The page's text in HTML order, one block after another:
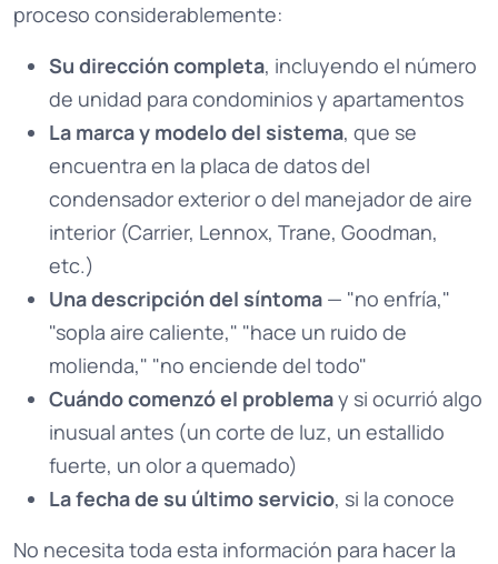
proceso considerablemente:
Su dirección completa, incluyendo el número
de unidad para condominios y apartamentos
La marca y modelo del sistema, que se
encuentra en la placa de datos del
condensador exterior o del manejador de aire
interior (Carrier, Lennox, Trane, Goodman,
etc.)
Una descripción del síntoma — "no enfría,"
"sopla aire caliente," "hace un ruido de
molienda," "no enciende del todo"
Cuándo comenzó el problemay si ocurrió algo
inusual antes (un corte de luz, un estallido
fuerte, un olor a quemado)
La fecha de su último servicio, si la conoce
No necesita toda esta información para hacer la